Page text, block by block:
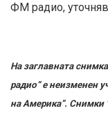
ФМ радио,
На заглавната
радио” е неизменен
на Америка”. Снимки